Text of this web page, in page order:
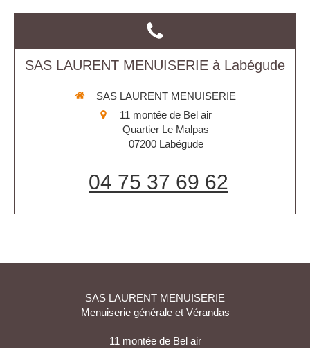
SAS LAURENT MENUISERIE à Labégude
SAS LAURENT MENUISERIE
11 montée de Bel air
Quartier Le Malpas
07200 Labégude
04 75 37 69 62
SAS LAURENT MENUISERIE
Menuiserie générale et Vérandas
11 montée de Bel air